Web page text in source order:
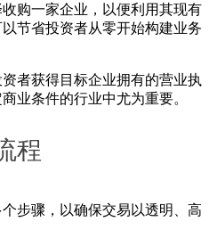
购一家企业，以便利用其现有
节省投资者从零开始构建业务
者获得目标企业拥有的营业执
业条件的行业中尤为重要。
程
步骤，以确保交易以透明、高